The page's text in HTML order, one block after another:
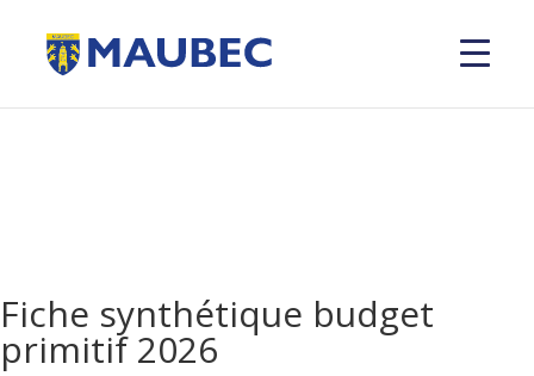
Fiche synthétique budget
primitif 2026